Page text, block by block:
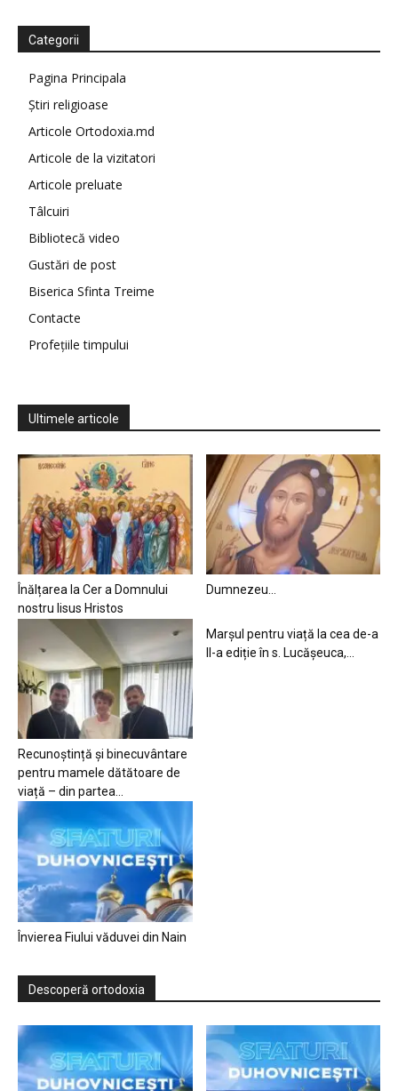
Categorii
Pagina Principala
Știri religioase
Articole Ortodoxia.md
Articole de la vizitatori
Articole preluate
Tâlcuiri
Bibliotecă video
Gustări de post
Biserica Sfinta Treime
Contacte
Profețiile timpului
Ultimele articole
Înălțarea la Cer a Domnului
nostru Iisus Hristos
Dumnezeu…
Recunoștință și binecuvântare
pentru mamele dătătoare de
viață – din partea...
Marșul pentru viață la cea de-a
II-a ediție în s. Lucășeuca,...
Învierea Fiului văduvei din Nain
Descoperă ortodoxia